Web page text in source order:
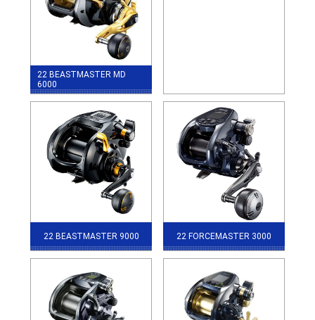
22 BEASTMASTER MD
6000
22 BEASTMASTER 9000 22 FORCEMASTER 3000